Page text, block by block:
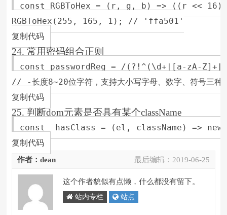
const RGBToHex = (r, g, b) => ((r <<
RGBToHex(255, 165, 1); // 'ffa501'
复制代码
24. 常用密码组合正则
const passwordReg = /(?!^(\d+|[a-zA-
// -长度8~20位字符，支持大小写字母、数字、符号三种
复制代码
25. 判断dom元素是否具有某个className
const  hasClass = (el, className) =>
复制代码
最后编辑： 2019-06-25
作者：dean
这个作者貌似有点懒，什么都没有留下。
站内专栏 站点